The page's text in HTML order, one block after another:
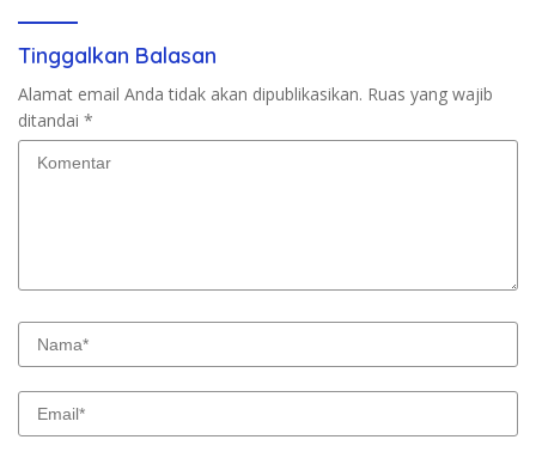
Tinggalkan Balasan
Alamat email Anda tidak akan dipublikasikan. Ruas yang wajib
ditandai *